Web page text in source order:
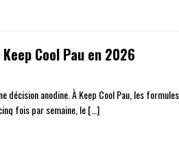
Cool Pau en 2026
décision anodine. À Keep Cool Pau, les
fois par semaine, le[…]